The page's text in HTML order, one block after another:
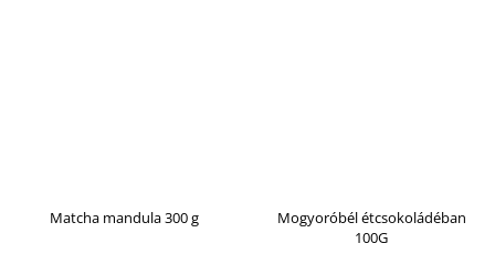
Matcha mandula 300 g
Mogyoróbél étcsokoládéban
100G